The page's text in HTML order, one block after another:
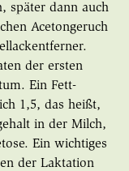
später dann auch
Acetongeruch
der ersten
Ein Fett-
1,5, das heißt,
in der Milch,
Ein wichtiges
der Laktation